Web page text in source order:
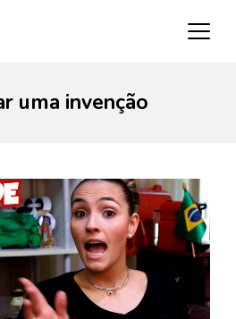
uma invenção